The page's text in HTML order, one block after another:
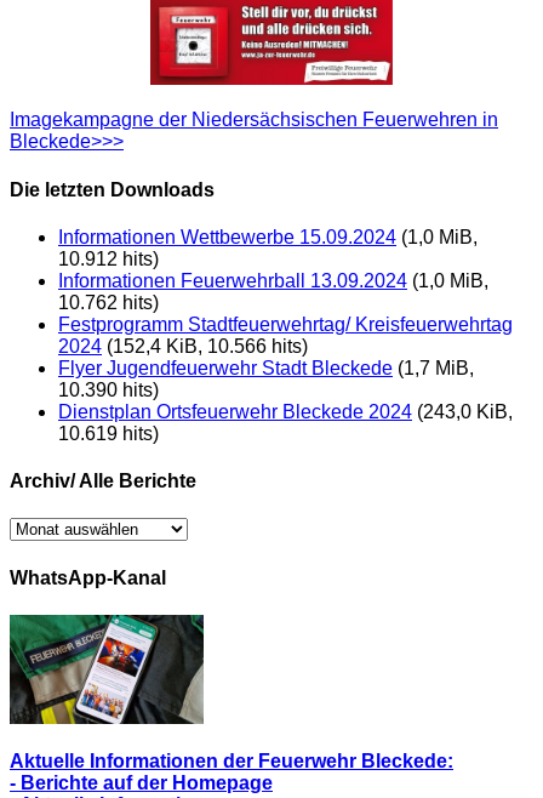
Imagekampagne der Niedersächsischen Feuerwehren in
Bleckede>>>
Die letzten Downloads
Informationen Wettbewerbe 15.09.2024 (1,0 MiB,
10.912 hits)
Informationen Feuerwehrball 13.09.2024 (1,0 MiB,
10.762 hits)
Festprogramm Stadtfeuerwehrtag/ Kreisfeuerwehrtag
2024 (152,4 KiB, 10.566 hits)
Flyer Jugendfeuerwehr Stadt Bleckede (1,7 MiB,
10.390 hits)
Dienstplan Ortsfeuerwehr Bleckede 2024 (243,0 KiB,
10.619 hits)
Archiv/ Alle Berichte
Archiv/
Berichte
WhatsApp-Kanal
Aktuelle Informationen der Feuerwehr Bleckede:
- Berichte auf der Homepage